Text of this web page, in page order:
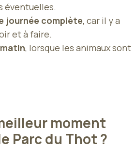
éventuelles.
journée complète, car il y a
et à faire.
, lorsque les animaux sont
moment
Parc du Thot ?